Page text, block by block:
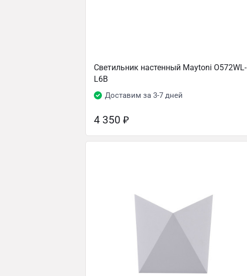
Светильник настенный Maytoni O572WL-
L6B
Доставим за 3-7 дней
4 350 ₽